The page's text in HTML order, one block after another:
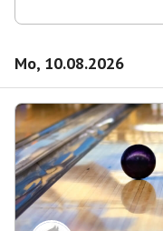
Mo, 10.08.2026